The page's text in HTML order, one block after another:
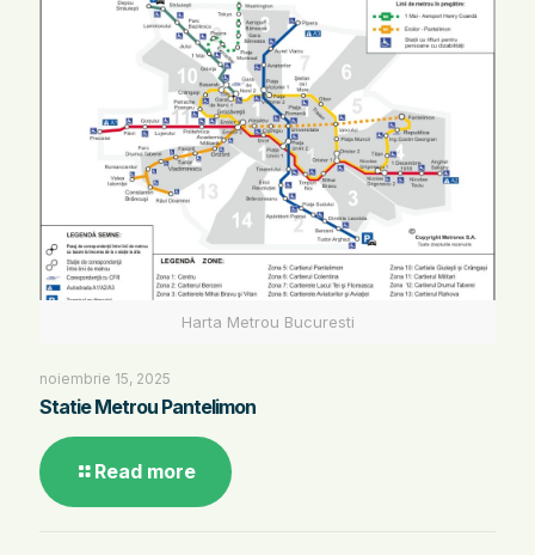
Harta Metrou Bucuresti
noiembrie 15, 2025
Statie Metrou Pantelimon
Read more